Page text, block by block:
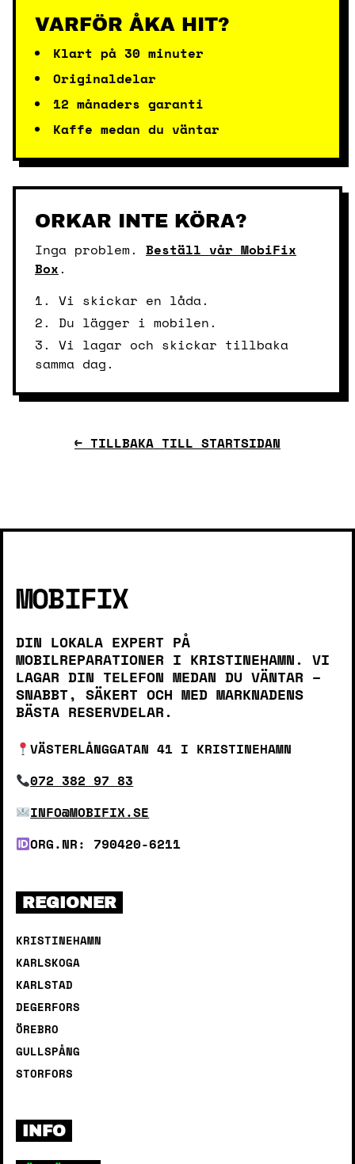
VARFÖR ÅKA HIT?
Klart på 30 minuter
Originaldelar
12 månaders garanti
Kaffe medan du väntar
ORKAR INTE KÖRA?
Inga problem. Beställ vår MobiFix
Box.
1. Vi skickar en låda.
2. Du lägger i mobilen.
3. Vi lagar och skickar tillbaka
samma dag.
← TILLBAKA TILL STARTSIDAN
MOBIFIX
DIN LOKALA EXPERT PÅ
MOBILREPARATIONER I KRISTINEHAMN. VI
LAGAR DIN TELEFON MEDAN DU VÄNTAR –
SNABBT, SÄKERT OCH MED MARKNADENS
BÄSTA RESERVDELAR.
VÄSTERLÅNGGATAN 41 I KRISTINEHAMN
072 382 97 83
INFO@MOBIFIX.SE
ORG.NR: 790420-6211
REGIONER
KRISTINEHAMN
KARLSKOGA
KARLSTAD
DEGERFORS
ÖREBRO
GULLSPÅNG
STORFORS
INFO